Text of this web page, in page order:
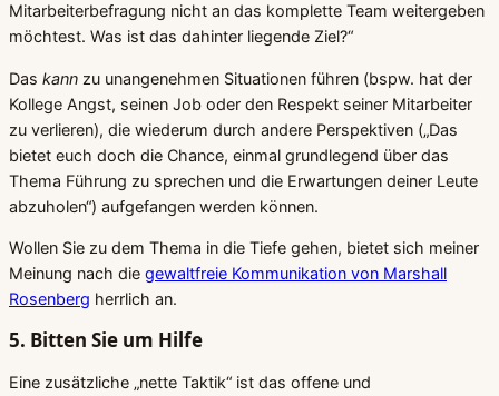
Mitarbeiterbefragung nicht an das komplette Team weitergeben
möchtest. Was ist das dahinter liegende Ziel?“
Das kann zu unangenehmen Situationen führen (bspw. hat der
Kollege Angst, seinen Job oder den Respekt seiner Mitarbeiter
zu verlieren), die wiederum durch andere Perspektiven („Das
bietet euch doch die Chance, einmal grundlegend über das
Thema Führung zu sprechen und die Erwartungen deiner Leute
abzuholen“) aufgefangen werden können.
Wollen Sie zu dem Thema in die Tiefe gehen, bietet sich meiner
Meinung nach die gewaltfreie Kommunikation von Marshall
Rosenberg herrlich an.
5. Bitten Sie um Hilfe
Eine zusätzliche „nette Taktik“ ist das offene und